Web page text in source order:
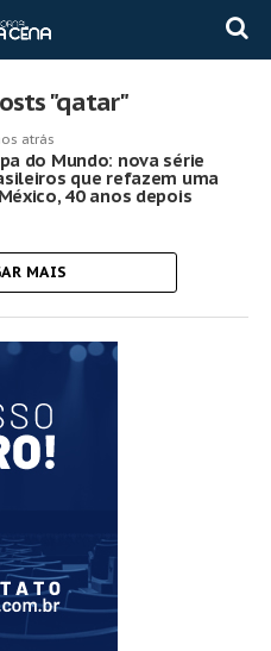
"qatar"
atrás
do Mundo: nova série
que refazem uma
40 anos depois
MAIS